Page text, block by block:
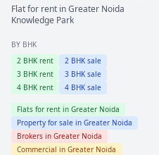
Flat for rent inGreater Noida
Knowledge Park
BY BHK
2 BHK rent 2 BHK sale
3 BHK rent 3 BHK sale
4 BHK rent 4 BHK sale
Flats for rent in Greater Noida
Property for sale in Greater Noida
Brokers in Greater Noida
Commercial in Greater Noida